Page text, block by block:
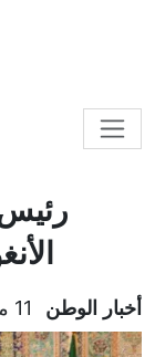
أخبار الوطن 11 مايو, 2026